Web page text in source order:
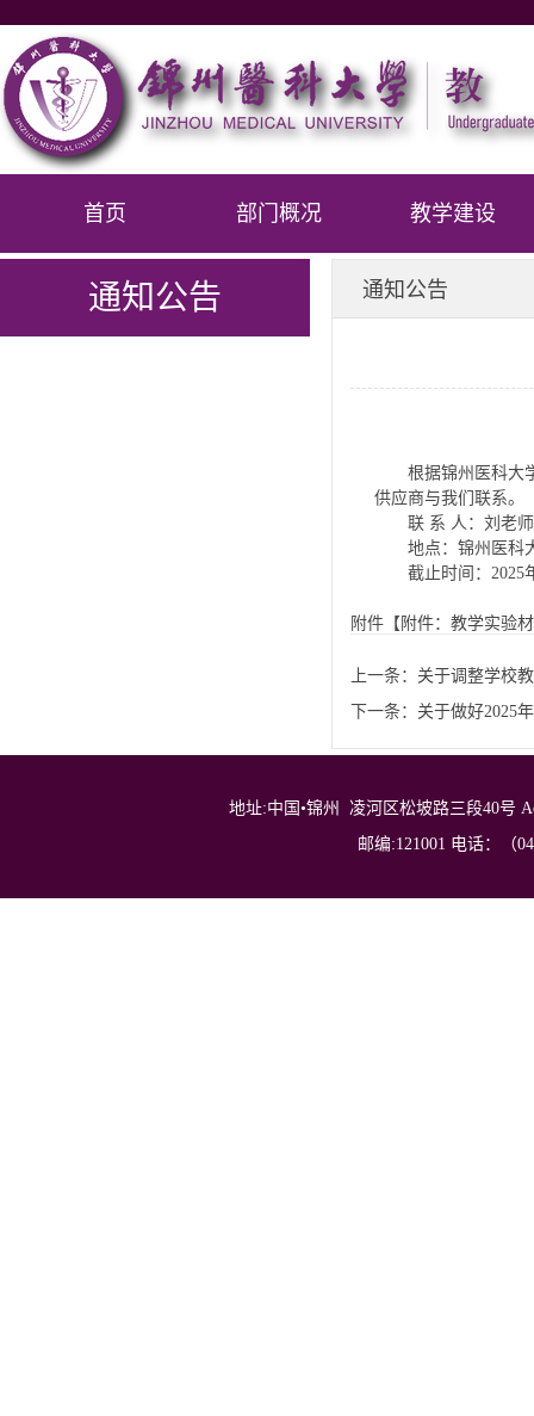
首页 部门概况 教学建设
通知公告 通知公告
根据锦州医科大
供应商与我们联系。
联 系 人：刘老师
地点：锦州医科
截止时间：2025
附件【 附件：教学实验
上一条： 关于调整学校
下一条： 关于做好2025
地址:中国•锦州 凌河区松坡路三段40号
邮编:121001 电话：（